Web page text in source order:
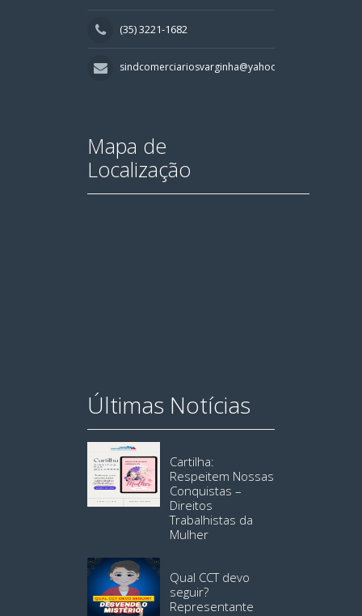
(35) 3221-1682
sindcomerciariosvarginha@yahoo.com.br
Mapa de
Localização
Últimas Notícias
Cartilha:
Respeitem Nossas
Conquistas –
Direitos
Trabalhistas da
Mulher
Qual CCT devo
seguir?
Representante